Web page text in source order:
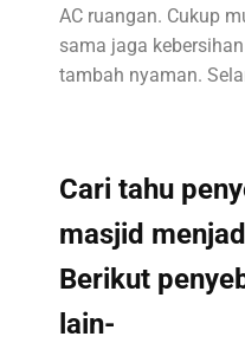
AC ruangan. Cukup
sama jaga
tambah nyaman.
Cari tahu
masjid
Berikut
lain-